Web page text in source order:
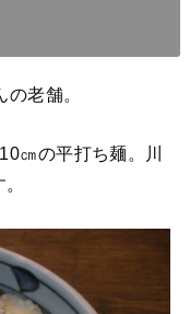
老舗。
㎝の平打ち麺。川